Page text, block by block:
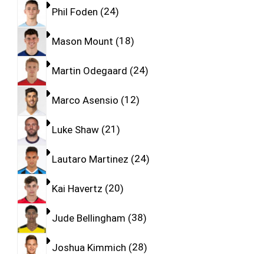
Phil Foden 24
Mason Mount 18
Martin Odegaard 24
Marco Asensio 12
Luke Shaw 21
Lautaro Martinez 24
Kai Havertz 20
Jude Bellingham 38
Joshua Kimmich 28